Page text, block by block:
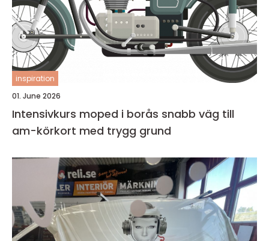
inspiration
01. June 2026
Intensivkurs moped i borås snabb väg till
am-körkort med trygg grund